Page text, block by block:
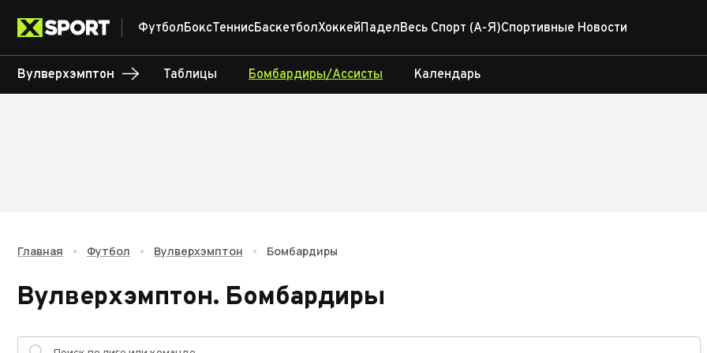
ФутболБоксТеннисБаскетболХоккейПаделВесь Спорт (А-Я)Спортивные Новости
Вулверхэмптон Таблицы Бомбардиры/Ассисты Календарь
Главная • Футбол • Вулверхэмптон • Бомбардиры
Вулверхэмптон. Бомбардиры